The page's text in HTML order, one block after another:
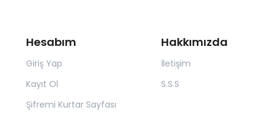
Hesabım
Giriş Yap
Kayıt Ol
Şifremi Kurtar Sayfası
Hakkımızda
İletişim
S.S.S